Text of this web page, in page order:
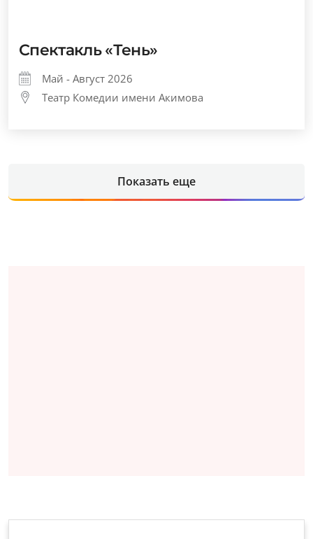
Спектакль «Тень»
Май - Август 2026
Театр Комедии имени Акимова
Показать еще